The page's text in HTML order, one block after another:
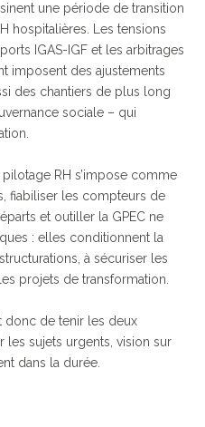
une période de transition
hospitalières. Les tensions
IGAS-IGF et les arbitrages
imposent des ajustements
des chantiers de plus long
sociale – qui
RH s’impose comme
fiabiliser les compteurs de
et outiller la GPEC ne
: elles conditionnent la
à sécuriser les
projets de transformation.
donc de tenir les deux
les sujets urgents, vision sur
dans la durée.